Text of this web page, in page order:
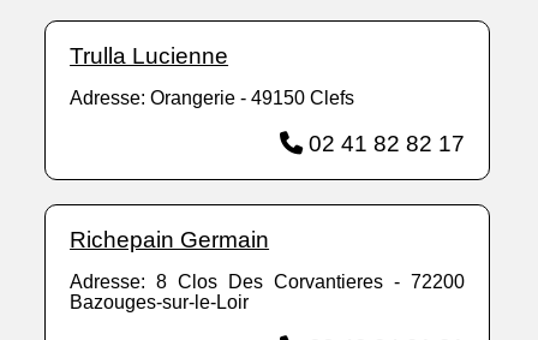
Trulla Lucienne
Adresse: Orangerie - 49150 Clefs
02 41 82 82 17
Richepain Germain
Adresse: 8 Clos Des Corvantieres - 72200
Bazouges-sur-le-Loir